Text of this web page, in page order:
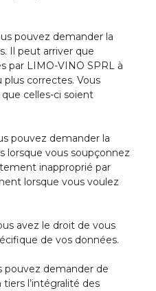
pouvez demander la
Il peut arriver que
par LIMO-VINO SPRL à
correctes. Vous
celles-ci soient
pouvez demander la
lorsque vous soupçonnez
inapproprié par
lorsque vous voulez
avez le droit de vous
de vos données.
pouvez demander de
l’intégralité des